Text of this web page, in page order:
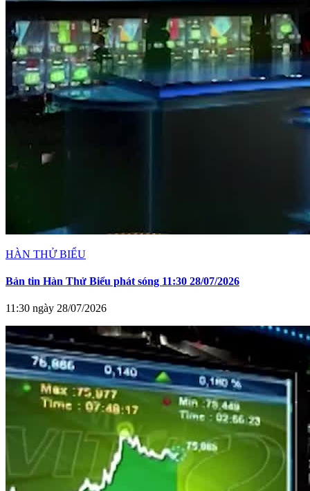
HÀN THỬ BIỂU
Bản tin Hàn Thử Biểu phát sóng 11:30 28/07/2026
11:30 ngày 28/07/2026